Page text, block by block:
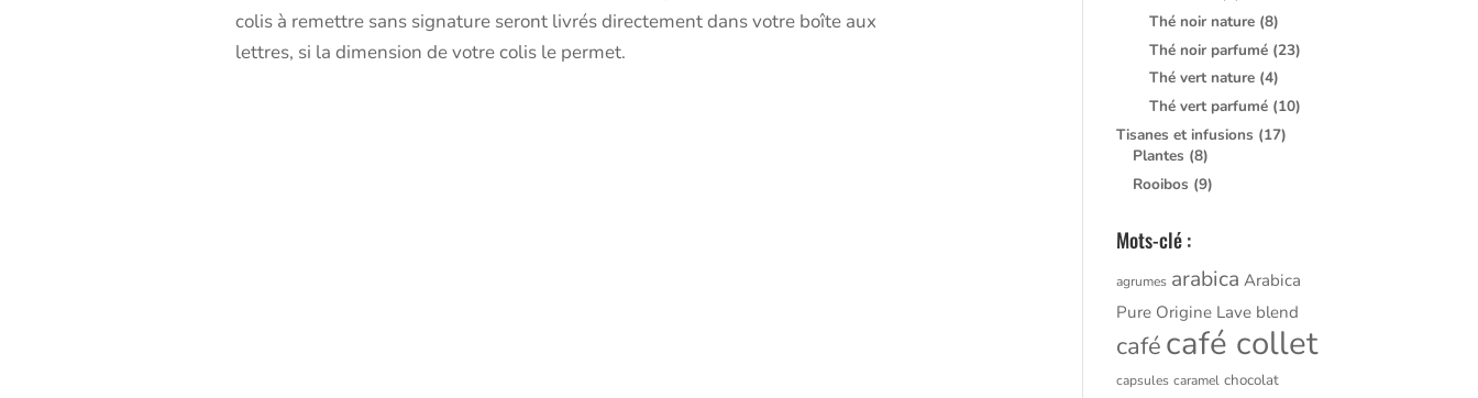
colis à remettre sans signature seront livrés directement dans votre boîte aux
lettres, si la dimension de votre colis le permet.
Thé noir nature (8)
Thé noir parfumé (23)
Thé vert nature (4)
Thé vert parfumé (10)
Tisanes et infusions (17)
Plantes (8)
Rooibos (9)
Mots-clé :
agrumes arabica Arabica
Pure Origine Lave blend
café café collet
capsules caramel chocolat